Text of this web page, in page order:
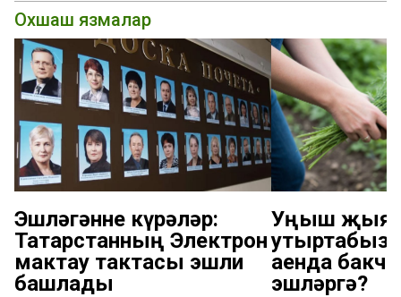
Охшаш язмалар
Эшләгәнне күрәләр:
Татарстанның Электрон
мактау тактасы эшли
башлады
Уңыш
утыртабыз:
аенда
эшләргә?